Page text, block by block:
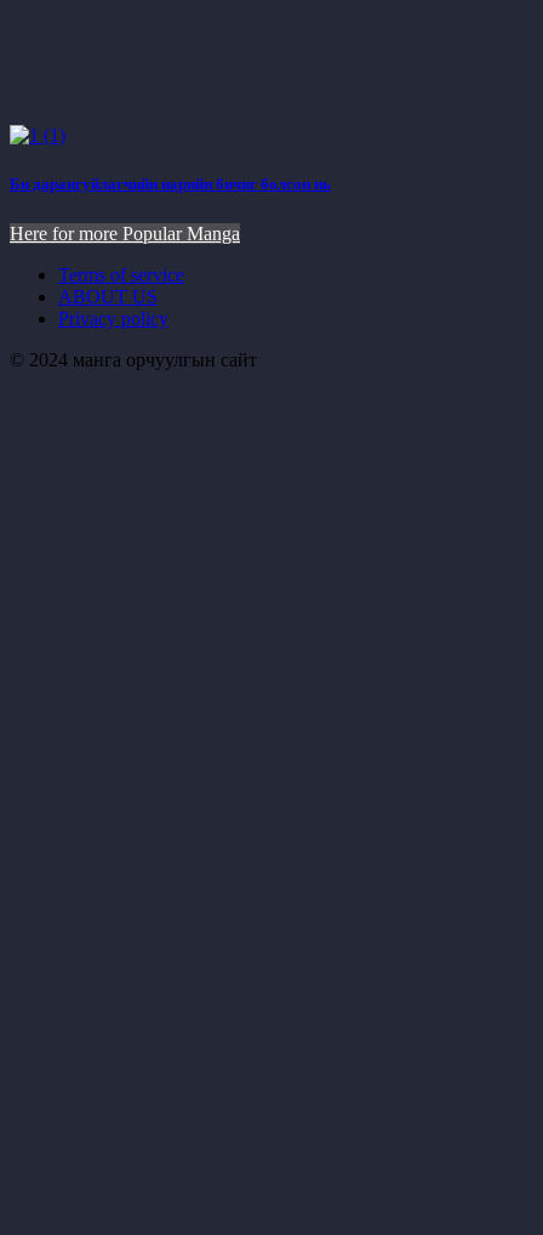
Би дарангуйлагчийн нарийн бичиг болсон нь
Here for more Popular Manga
Terms of service
ABOUT US
Privacy policy
© 2024 манга орчуулгын сайт